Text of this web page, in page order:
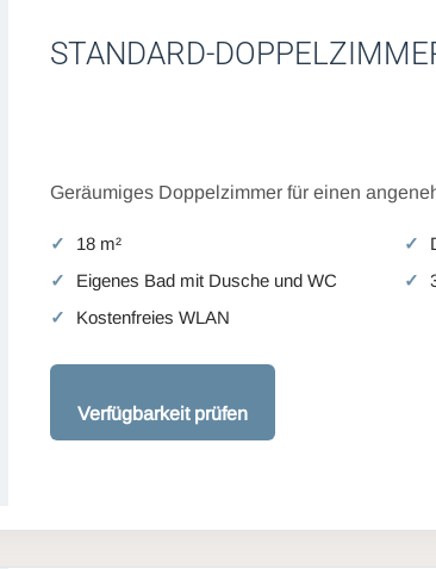
STANDARD-
Geräumiges Doppelzimmer für einen
18 m²
Eigenes Bad mit Dusche und WC
Kostenfreies WLAN
Verfügbarkeit prüfen